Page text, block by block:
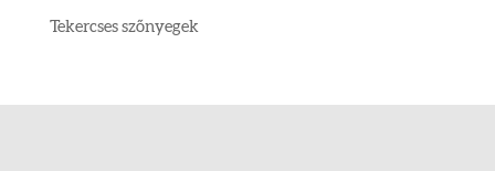
Tekercses szőnyegek